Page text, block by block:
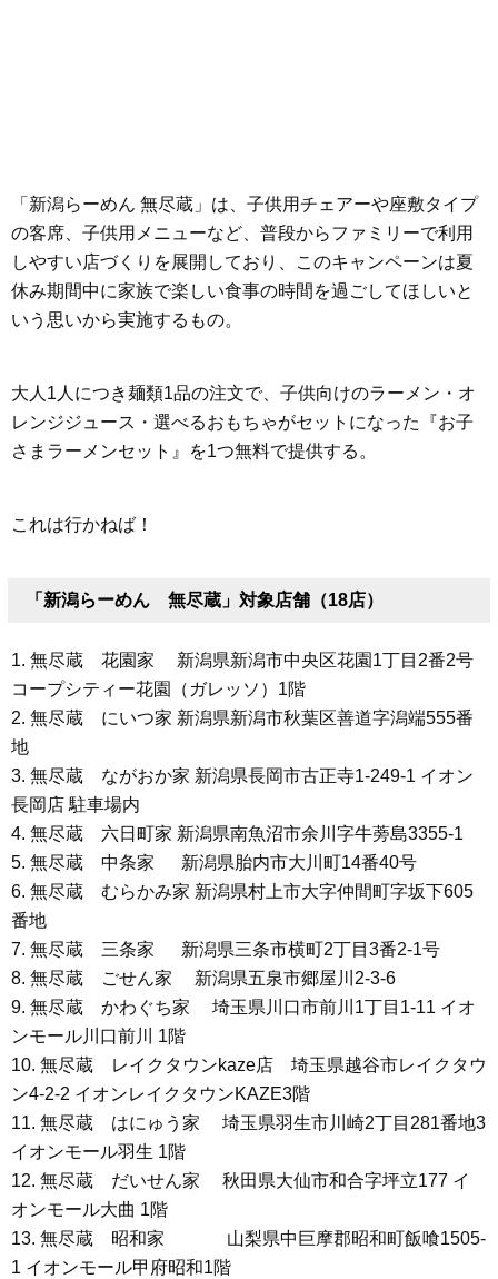
「新潟らーめん 無尽蔵」は、子供用チェアーや座敷タイプ
の客席、子供用メニューなど、普段からファミリーで利用
しやすい店づくりを展開しており、このキャンペーンは夏
休み期間中に家族で楽しい食事の時間を過ごしてほしいと
いう思いから実施するもの。
大人1人につき麺類1品の注文で、子供向けのラーメン・オ
レンジジュース・選べるおもちゃがセットになった『お子
さまラーメンセット』を1つ無料で提供する。
これは行かねば！
「新潟らーめん 無尽蔵」対象店舗（18店）
1. 無尽蔵 花園家 新潟県新潟市中央区花園1丁目2番2号
コープシティー花園（ガレッソ）1階
2. 無尽蔵 にいつ家 新潟県新潟市秋葉区善道字潟端555番
地
3. 無尽蔵 ながおか家 新潟県長岡市古正寺1-249-1 イオン
長岡店 駐車場内
4. 無尽蔵 六日町家 新潟県南魚沼市余川字牛蒡島3355-1
5. 無尽蔵 中条家 新潟県胎内市大川町14番40号
6. 無尽蔵 むらかみ家 新潟県村上市大字仲間町字坂下605
番地
7. 無尽蔵 三条家 新潟県三条市横町2丁目3番2-1号
8. 無尽蔵 ごせん家 新潟県五泉市郷屋川2-3-6
9. 無尽蔵 かわぐち家 埼玉県川口市前川1丁目1-11 イオ
ンモール川口前川 1階
10. 無尽蔵 レイクタウンkaze店 埼玉県越谷市レイクタウ
ン4-2-2 イオンレイクタウンKAZE3階
11. 無尽蔵 はにゅう家 埼玉県羽生市川崎2丁目281番地3
イオンモール羽生 1階
12. 無尽蔵 だいせん家 秋田県大仙市和合字坪立177 イ
オンモール大曲 1階
13. 無尽蔵 昭和家 山梨県中巨摩郡昭和町飯喰1505-
1 イオンモール甲府昭和1階